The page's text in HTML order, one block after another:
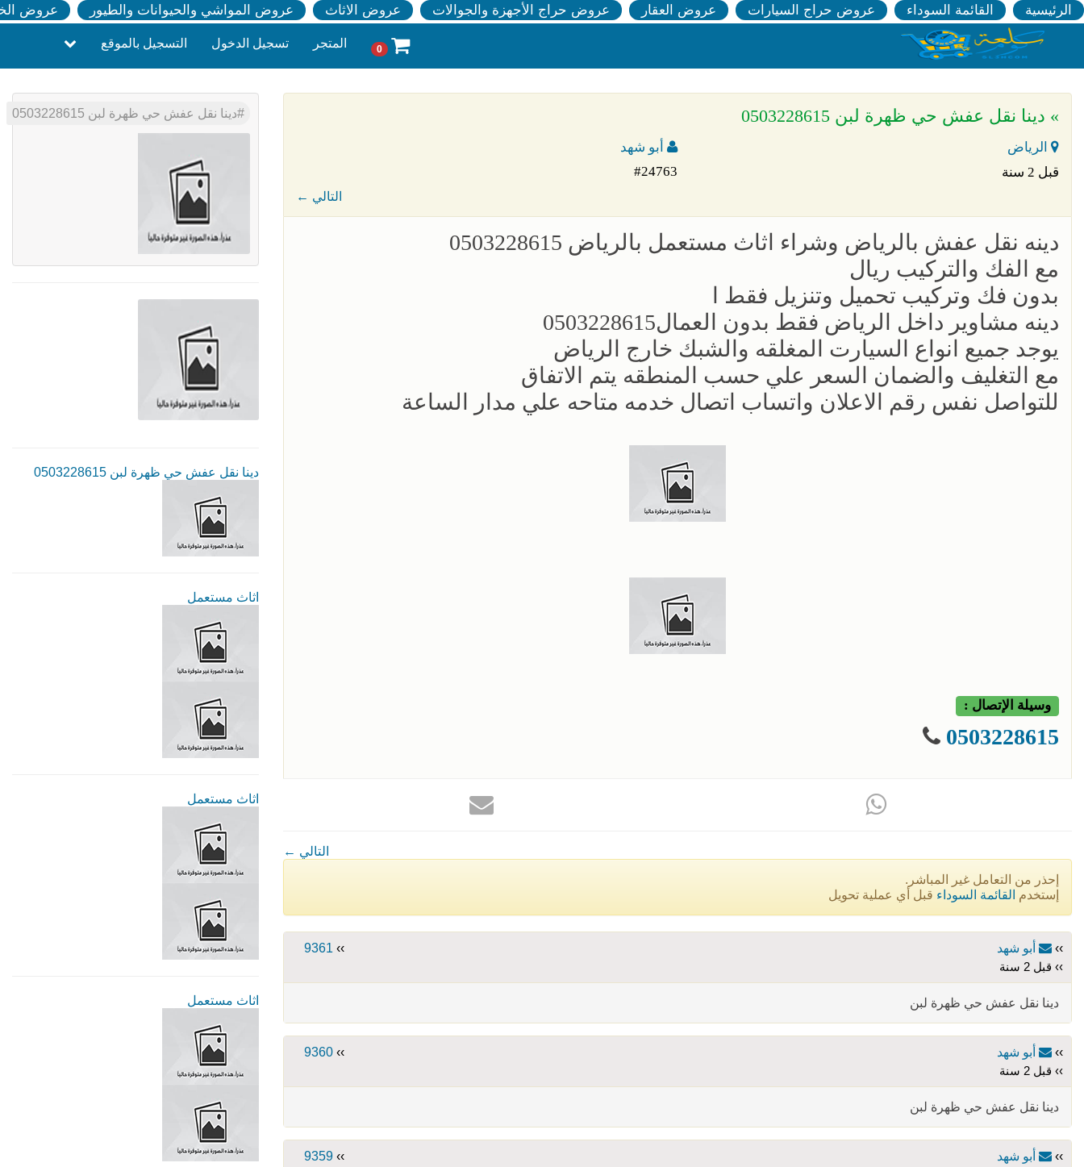
الرئيسية القائمة السوداء عروض حراج السيارات عروض العقار عروض حراج الأجهزة والجوالات عروض الاثاث عروض المواشي والحيوانات والطيور عروض
0 المتجر تسجيل الدخول التسجيل بالموقع
» دينا نقل عفش حي ظهرة لبن 0503228615
الرياض
أبو شهد
قبل 2 سنة
#24763
← التالي
دينه نقل عفش بالرياض وشراء اثاث مستعمل بالرياض 0503228615
مع الفك والتركيب ريال
بدون فك وتركيب تحميل وتنزيل فقط ا
دينه مشاوير داخل الرياض فقط بدون العمال0503228615
يوجد جميع انواع السيارت المغلقه والشبك خارج الرياض
مع التغليف والضمان السعر علي حسب المنطقه يتم الاتفاق
للتواصل نفس رقم الاعلان واتساب اتصال خدمه متاحه علي مدار الساعة
وسيلة الإتصال :
0503228615
← التالي
إحذر من التعامل غير المباشر.
إستخدم القائمة السوداء قبل أي عملية تحويل
›› أبو شهد ››
9361
›› قبل 2 سنة
دينا نقل عفش حي ظهرة لبن
›› أبو شهد ››
9360
›› قبل 2 سنة
دينا نقل عفش حي ظهرة لبن
›› أبو شهد ››
9359
دينا نقل عفش حي ظهرة لبن 0503228615
دينا نقل عفش حي ظهرة لبن 0503228615
اثاث مستعمل
اثاث مستعمل
اثاث مستعمل